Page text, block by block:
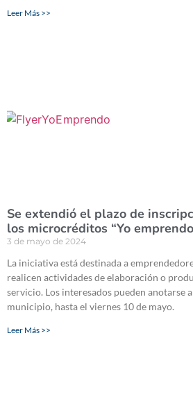
Leer Más >>
Se extendió el plazo de
los microcréditos “Yo
3 de mayo de 2024
La iniciativa está destinada a
realicen actividades de elaboración o
servicio. Los interesados pueden anotarse
municipio, hasta el viernes 10 de mayo.
Leer Más >>